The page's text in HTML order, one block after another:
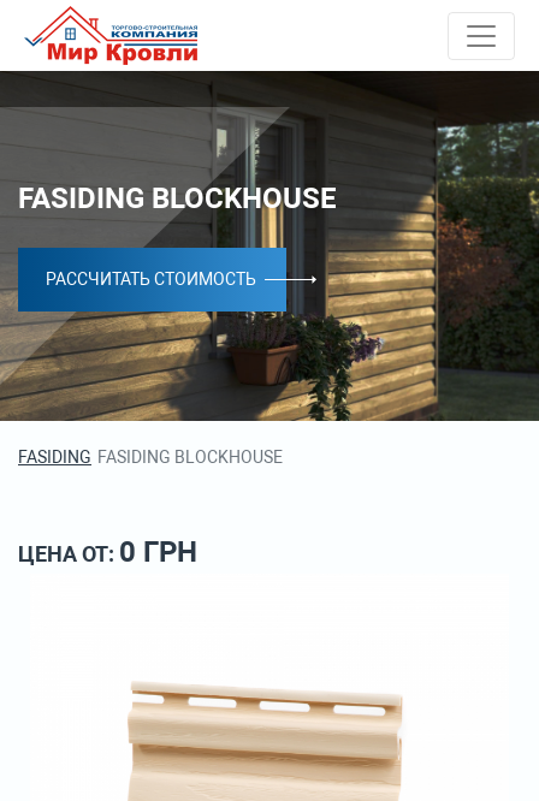
FASIDING BLOCKHOUSE
РАССЧИТАТЬ СТОИМОСТЬ
FASIDING FASIDING BLOCKHOUSE
ЦЕНА ОТ: 0 ГРН